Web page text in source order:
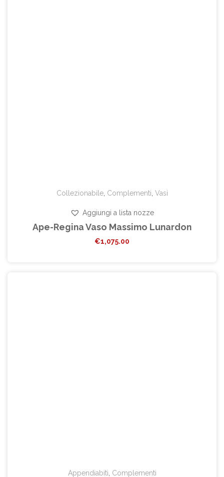
Collezionabile, Complementi, Vasi
Aggiungi a lista nozze
Ape-Regina Vaso Massimo Lunardon
€1,075.00
Appendiabiti Complementi